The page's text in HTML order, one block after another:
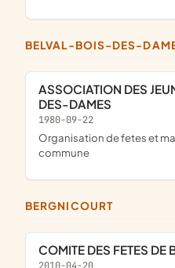
BELVAL-BOIS-DES-
ASSOCIATION DES JEUNES DE BELVAL-BOIS-
DES-DAMES
1980-09-22
organisation de fetes et manifestations dans la
commune
BERGNICOURT
COMITE DES FETES